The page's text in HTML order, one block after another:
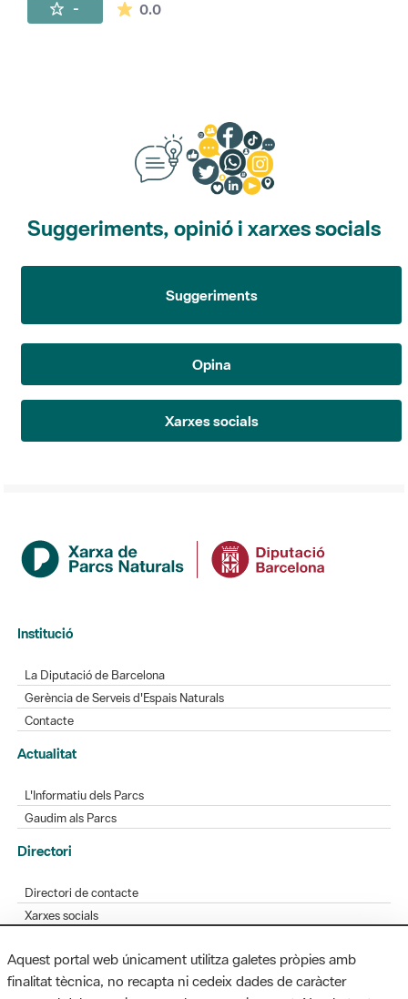
- 0.0La mitjana de les valoracions és de 0
Suggeriments, opinió i xarxes socials
Suggeriments
Opina
Xarxes socials
Institució
La Diputació de Barcelona
Gerència de Serveis d'Espais Naturals
Contacte
Actualitat
L'Informatiu dels Parcs
Gaudim als Parcs
Directori
Directori de contacte
Xarxes socials
Bústia de suggeriments
Opineu sobre els parcs
Aquest portal web únicament utilitza galetes pròpies amb
finalitat tècnica, no recapta ni cedeix dades de caràcter